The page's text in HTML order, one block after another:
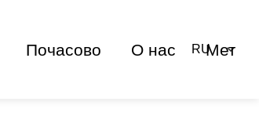
Почасово О нас Метро
RU